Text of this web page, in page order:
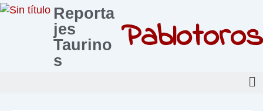
Reporta
jes
Taurino
s
Pablotoros